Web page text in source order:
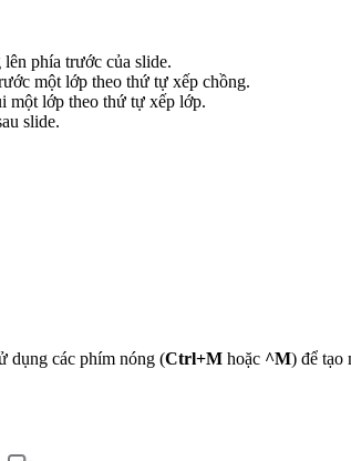
phía trước của slide.
một lớp theo thứ tự xếp chồng.
một lớp theo thứ tự xếp lớp.
slide.
dụng các phím nóng (Ctrl+M hoặc ^M) để tạo